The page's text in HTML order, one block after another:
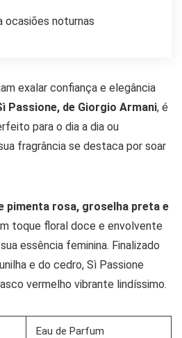
ocasiões noturnas
exalar confiança e elegância
Passione, de Giorgio Armani, é
para o dia a dia ou
fragrância se destaca por soar
pimenta rosa, groselha preta e
toque floral doce e envolvente
essência feminina. Finalizado
e do cedro, Sì Passione
vermelho vibrante lindíssimo.
Eau de Parfum